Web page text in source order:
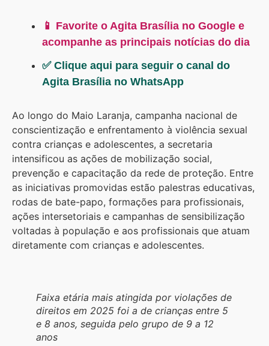
📱 Favorite o Agita Brasília no Google e
acompanhe as principais notícias do dia
✅ Clique aqui para seguir o canal do
Agita Brasília no WhatsApp
Ao longo do Maio Laranja, campanha nacional de
conscientização e enfrentamento à violência sexual
contra crianças e adolescentes, a secretaria
intensificou as ações de mobilização social,
prevenção e capacitação da rede de proteção. Entre
as iniciativas promovidas estão palestras educativas,
rodas de bate-papo, formações para profissionais,
ações intersetoriais e campanhas de sensibilização
voltadas à população e aos profissionais que atuam
diretamente com crianças e adolescentes.
Faixa etária mais atingida por violações de
direitos em 2025 foi a de crianças entre 5
e 8 anos, seguida pelo grupo de 9 a 12
anos